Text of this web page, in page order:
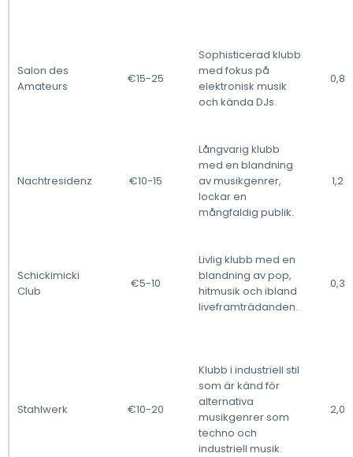
Salon des
Amateurs
€15-25
Sophisticerad klubb
med fokus på
elektronisk musik
och kända DJs.
0,8
Nachtresidenz €10-15
Långvarig klubb
med en blandning
av musikgenrer,
lockar en
mångfaldig publik.
1,2
Schickimicki
Club
€5-10
Livlig klubb med en
blandning av pop,
hitmusik och ibland
liveframträdanden.
0,3
Stahlwerk €10-20
Klubb i industriell stil
som är känd för
alternativa
musikgenrer som
techno och
industriell musik.
2,0